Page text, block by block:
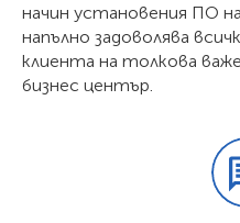
начин установения ПО
напълно задоволява
клиента на толкова
бизнес център.